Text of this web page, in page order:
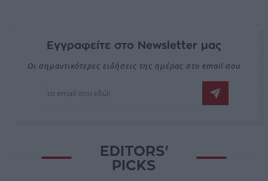
Εγγραφείτε στο Newsletter μας
Οι σημαντικότερες ειδήσεις της ημέρας στο email σου
EDITORS'
PICKS